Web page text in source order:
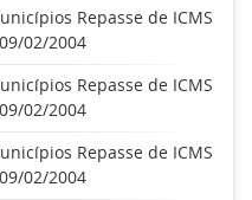
Repasse de ICMS
02/2004
Repasse de ICMS
02/2004
Repasse de ICMS
02/2004